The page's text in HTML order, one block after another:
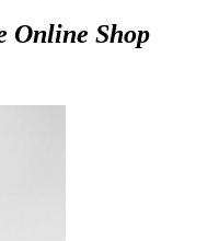
Online Shop